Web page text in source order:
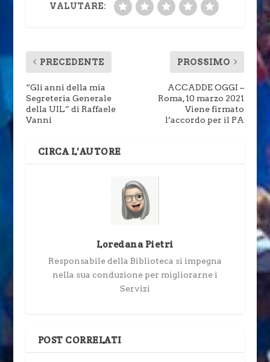
VALUTARE:
PRECEDENTE
“Gli anni della mia
Segreteria Generale
della UIL” di Raffaele
Vanni
PROSSIMO
ACCADDE OGGI –
Roma, 10 marzo 2021
Viene firmato
l’accordo per il PA
CIRCA L'AUTORE
Loredana Pietri
Responsabile della Biblioteca si impegna
nella sua conduzione per migliorarne i
Servizi
POST CORRELATI